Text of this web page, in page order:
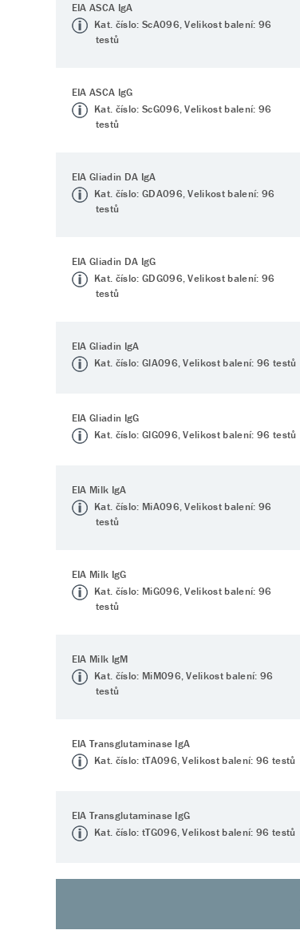
EIA ASCA IgA
Kat. číslo: ScA096, Velikost balení: 96
testů
EIA ASCA IgG
Kat. číslo: ScG096, Velikost balení: 96
testů
EIA Gliadin DA IgA
Kat. číslo: GDA096, Velikost balení: 96
testů
EIA Gliadin DA IgG
Kat. číslo: GDG096, Velikost balení: 96
testů
EIA Gliadin IgA
Kat. číslo: GlA096, Velikost balení: 96 testů
EIA Gliadin IgG
Kat. číslo: GlG096, Velikost balení: 96 testů
EIA Milk IgA
Kat. číslo: MiA096, Velikost balení: 96
testů
EIA Milk IgG
Kat. číslo: MiG096, Velikost balení: 96
testů
EIA Milk IgM
Kat. číslo: MiM096, Velikost balení: 96
testů
EIA Transglutaminase IgA
Kat. číslo: tTA096, Velikost balení: 96 testů
EIA Transglutaminase IgG
Kat. číslo: tTG096, Velikost balení: 96 testů